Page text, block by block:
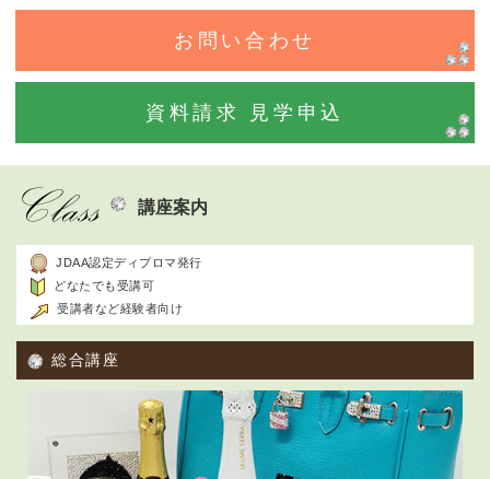
お問い合わせ
資料請求 見学申込
講座案内
JDAA認定ディプロマ発行
どなたでも受講可
受講者など経験者向け
総合講座